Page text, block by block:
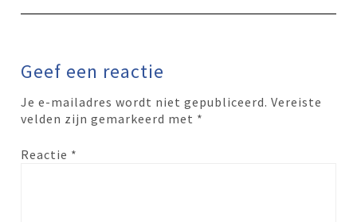
Geef een reactie
Je e-mailadres wordt niet gepubliceerd. Vereiste
velden zijn gemarkeerd met *
Reactie *